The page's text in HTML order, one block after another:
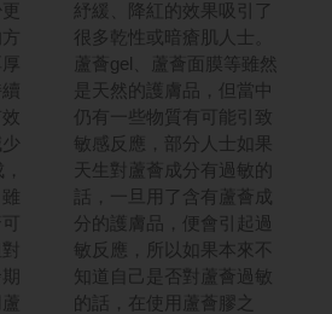
紓緩、降紅的效果吸引了
很多乾性或暗瘡肌人士。
蘆薈gel、蘆薈面膜等雖然
是天然的護膚品，但當中
仍有一些物質有可能引致
敏感反應，部分人士如果
天生對蘆薈成分有過敏的
話，一旦用了含有蘆薈成
分的護膚品，便會引起過
敏反應，所以如果本來不
知道自己是否對蘆薈過敏
的話，在使用蘆薈膠之